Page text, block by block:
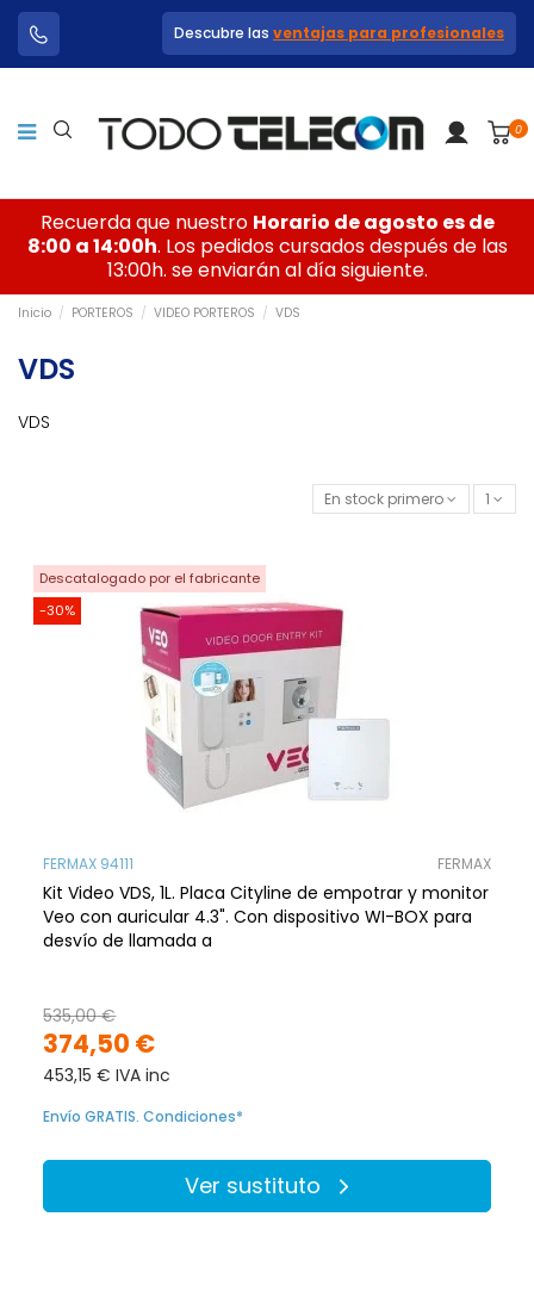
Descubre las ventajas para profesionales
0
Recuerda que nuestro Horario de agosto es de
8:00 a 14:00h. Los pedidos cursados después de las
13:00h. se enviarán al día siguiente.
Inicio PORTEROS VIDEO PORTEROS VDS
VDS
VDS
En stock primero 1
Descatalogado por el fabricante
-30%
FERMAX 94111 FERMAX
Kit Video VDS, 1L. Placa Cityline de empotrar y monitor
Veo con auricular 4.3". Con dispositivo WI-BOX para
desvío de llamada a
374,50 €
535,00 €
453,15 € IVA inc
Envío GRATIS. Condiciones*
Ver sustituto